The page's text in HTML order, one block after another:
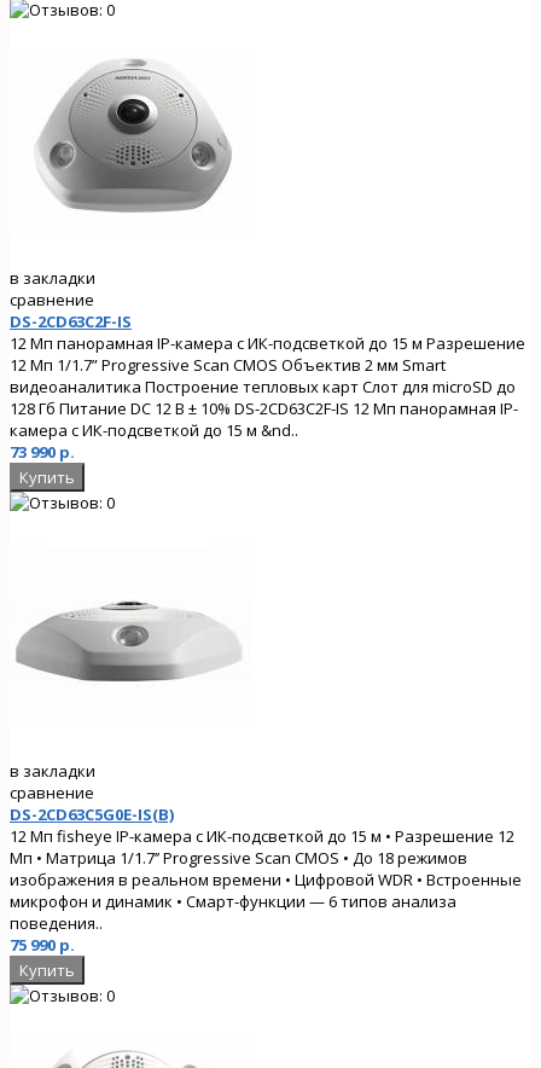
в закладки
сравнение
DS-2CD63C2F-IS
12 Мп панорамная IP-камера с ИК-подсветкой до 15 м Разрешение
12 Мп 1/1.7” Progressive Scan CMOS Объектив 2 мм Smart
видеоаналитика Построение тепловых карт Слот для microSD до
128 Гб Питание DC 12 В ± 10% DS-2CD63C2F-IS 12 Мп панорамная IP-
камера с ИК-подсветкой до 15 м &nd..
73 990 р.
в закладки
сравнение
DS-2CD63C5G0E-IS(B)
12 Мп fisheye IP-камера с ИК-подсветкой до 15 м • Разрешение 12
Мп • Матрица 1/1.7’’ Progressive Scan CMOS • До 18 режимов
изображения в реальном времени • Цифровой WDR • Встроенные
микрофон и динамик • Смарт-функции — 6 типов анализа
поведения..
75 990 р.